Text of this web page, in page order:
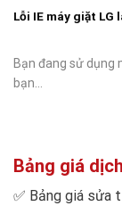
Lỗi IE máy giặt LG
Bạn đang sử dụng
bạn...
Bảng giá
✅ Bảng giá sửa